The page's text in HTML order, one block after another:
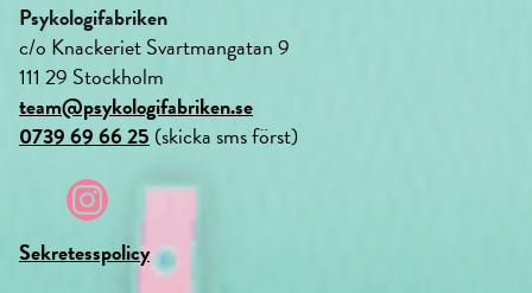
Psykologifabriken
c/o Knackeriet Svartmangatan 9
111 29 Stockholm
team@psykologifabriken.se
0739 69 66 25 (skicka sms först)
Sekretesspolicy